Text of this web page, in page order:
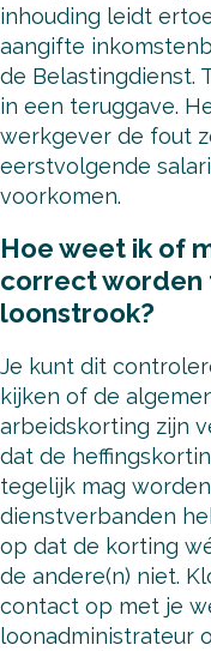
inhouding leidt
aangifte
de Belastingdienst.
in een teruggave.
werkgever de fout
eerstvolgende
voorkomen.
Hoe weet ik of
correct worden
loonstrook?
Je kunt dit
kijken of de
arbeidskorting zijn
dat de
tegelijk mag
dienstverbanden
op dat de korting
de andere(n) niet.
contact op met je
loonadministrateur